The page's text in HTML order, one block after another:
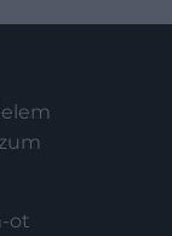
kötés.
ot